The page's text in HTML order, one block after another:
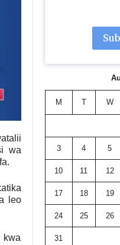
wa
leo
kwa
M T W
3 4 5
10 11 12
17 18 19
24 25 26
31